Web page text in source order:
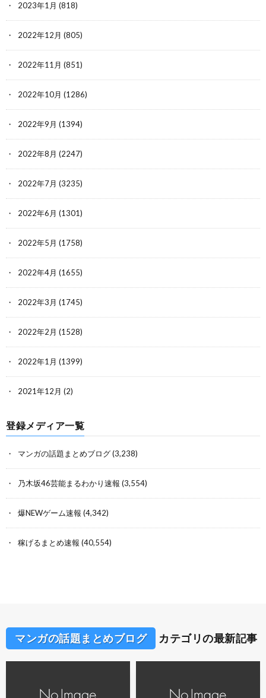
2023年1月 (818)
2022年12月 (805)
2022年11月 (851)
2022年10月 (1286)
2022年9月 (1394)
2022年8月 (2247)
2022年7月 (3235)
2022年6月 (1301)
2022年5月 (1758)
2022年4月 (1655)
2022年3月 (1745)
2022年2月 (1528)
2022年1月 (1399)
2021年12月 (2)
登録メディア一覧
マンガの話題まとめブログ(3,238)
乃木坂46芸能まるわかり速報 (3,554)
爆NEWゲーム速報 (4,342)
稼げるまとめ速報 (40,554)
マンガの話題まとめブログ カテゴリの最新記事